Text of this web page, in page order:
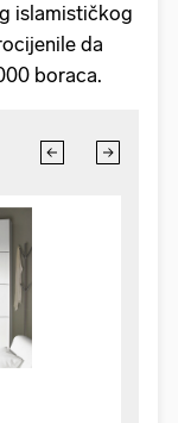
islamističkog
da
boraca.